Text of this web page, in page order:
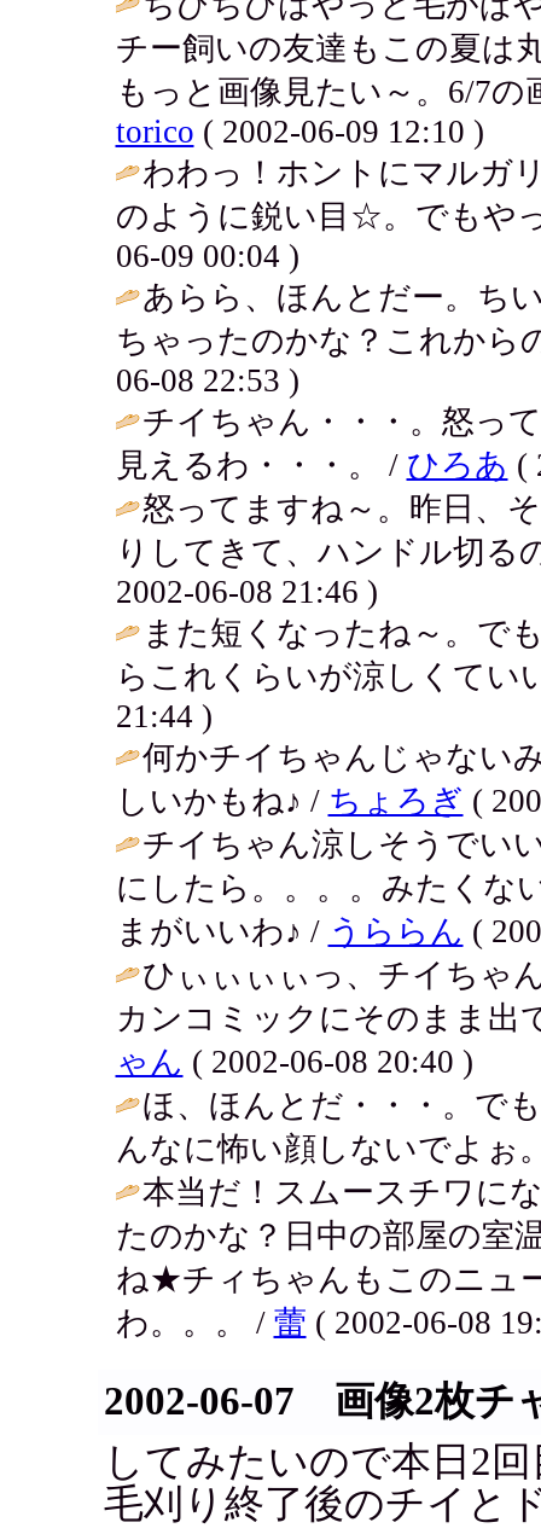
チー飼いの友達もこの夏は
もっと画像見たい～。6/7
torico ( 2002-06-09 12:10 )
わわっ！ホントにマルガ
のように鋭い目☆。でもや
06-09 00:04 )
あらら、ほんとだー。ち
ちゃったのかな？これから
06-08 22:53 )
チイちゃん・・・。怒っ
見えるわ・・・。 / ひろあ (
怒ってますね～。昨日、
りしてきて、ハンドル切る
2002-06-08 21:46 )
また短くなったね～。で
らこれくらいが涼しくてい
21:44 )
何かチイちゃんじゃない
しいかもね♪ / ちょろぎ (
チイちゃん涼しそうでい
にしたら。。。。みたくな
まがいいわ♪ / うららん (
ひぃぃぃぃっ、チイちゃ
カンコミックにそのまま出
ゃん ( 2002-06-08 20:40 )
ほ、ほんとだ・・・。で
んなに怖い顔しないでよぉ
本当だ！スムースチワに
たのかな？日中の部屋の室
ね★チィちゃんもこのニュ
わ。。。 / 蕾 ( 2002-06-08
2002-06-07 画像2枚チ
してみたいので本日2
毛刈り終了後のチイと